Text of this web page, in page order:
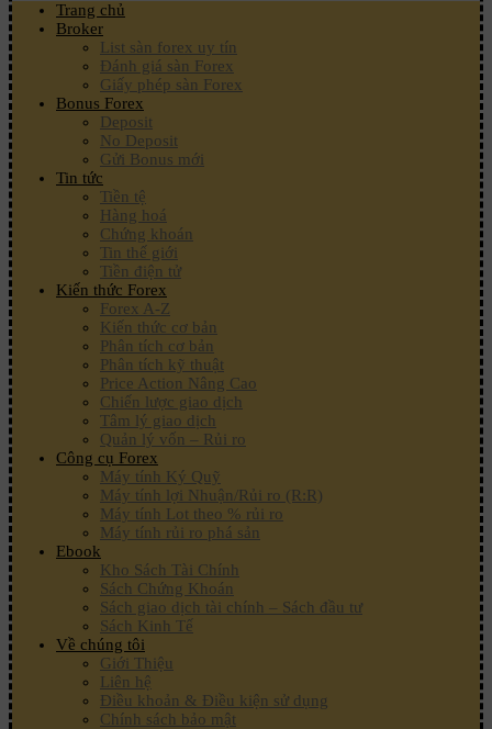
Trang chủ
Broker
List sàn forex uy tín
Đánh giá sàn Forex
Giấy phép sàn Forex
Bonus Forex
Deposit
No Deposit
Gửi Bonus mới
Tin tức
Tiền tệ
Hàng hoá
Chứng khoán
Tin thế giới
Tiền điện tử
Kiến thức Forex
Forex A-Z
Kiến thức cơ bản
Phân tích cơ bản
Phân tích kỹ thuật
Price Action Nâng Cao
Chiến lược giao dịch
Tâm lý giao dịch
Quản lý vốn – Rủi ro
Công cụ Forex
Máy tính Ký Quỹ
Máy tính lợi Nhuận/Rủi ro (R:R)
Máy tính Lot theo % rủi ro
Máy tính rủi ro phá sản
Ebook
Kho Sách Tài Chính
Sách Chứng Khoán
Sách giao dịch tài chính – Sách đầu tư
Sách Kinh Tế
Về chúng tôi
Giới Thiệu
Liên hệ
Điều khoản & Điều kiện sử dụng
Chính sách bảo mật